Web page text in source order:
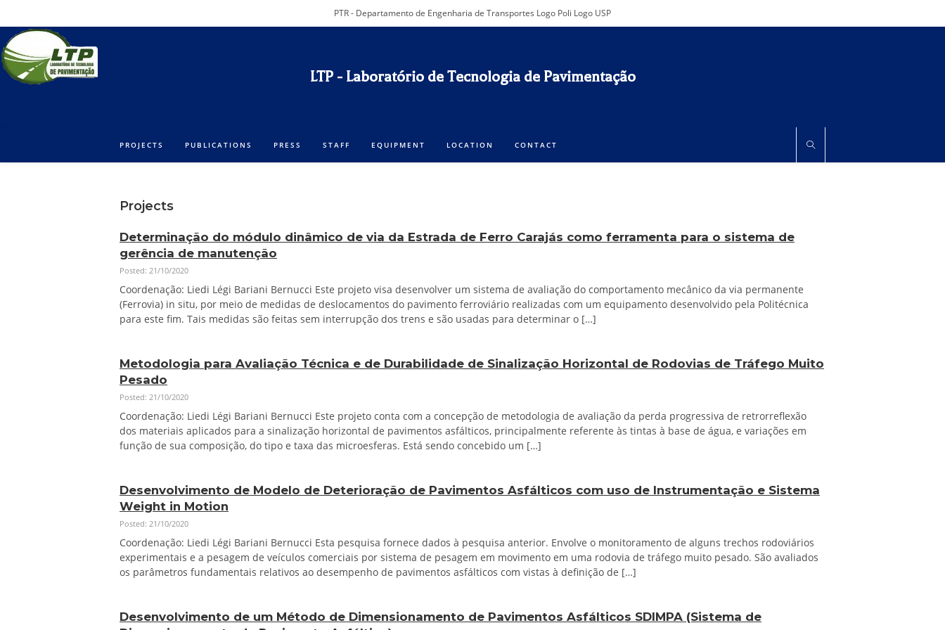
para
o
conteúdo
PTR - Departamento de Engenharia de Transportes Logo Poli Logo USP
LTP - Laboratório de Tecnologia de Pavimentação​
PROJECTS PUBLICATIONS PRESS STAFF EQUIPMENT LOCATION CONTACT
Projects
Determinação do módulo dinâmico de via da Estrada de Ferro Carajás como ferramenta para o sistema de
gerência de manutenção
Posted: 21/10/2020
Coordenação: Liedi Légi Bariani Bernucci Este projeto visa desenvolver um sistema de avaliação do comportamento mecânico da via permanente
(Ferrovia) in situ, por meio de medidas de deslocamentos do pavimento ferroviário realizadas com um equipamento desenvolvido pela Politécnica
para este fim. Tais medidas são feitas sem interrupção dos trens e são usadas para determinar o […]
Metodologia para Avaliação Técnica e de Durabilidade de Sinalização Horizontal de Rodovias de Tráfego Muito
Pesado
Posted: 21/10/2020
Coordenação: Liedi Légi Bariani Bernucci Este projeto conta com a concepção de metodologia de avaliação da perda progressiva de retrorreflexão
dos materiais aplicados para a sinalização horizontal de pavimentos asfálticos, principalmente referente às tintas à base de água, e variações em
função de sua composição, do tipo e taxa das microesferas. Está sendo concebido um […]
Desenvolvimento de Modelo de Deterioração de Pavimentos Asfálticos com uso de Instrumentação e Sistema
Weight in Motion
Posted: 21/10/2020
Coordenação: Liedi Légi Bariani Bernucci Esta pesquisa fornece dados à pesquisa anterior. Envolve o monitoramento de alguns trechos rodoviários
experimentais e a pesagem de veículos comerciais por sistema de pesagem em movimento em uma rodovia de tráfego muito pesado. São avaliados
os parâmetros fundamentais relativos ao desempenho de pavimentos asfálticos com vistas à definição de […]
Desenvolvimento de um Método de Dimensionamento de Pavimentos Asfálticos SDIMPA (Sistema de